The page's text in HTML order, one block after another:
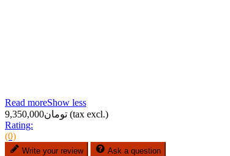
Read moreShow less
تومان9,350,000 (tax excl.)
Rating:
(0)
Write your review Ask a question